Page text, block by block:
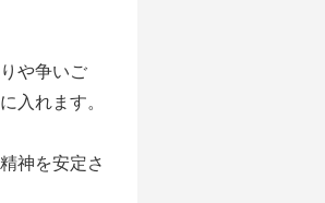
や争いご
入れます。
神を安定さ